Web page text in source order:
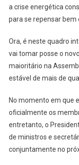
a crise energética
para se repensar
Ora, é neste quadro
vai tomar posse o
maioritário na
estável de mais de
No momento em que
oficialmente os
entretanto, o
de ministros e
conjuntamente no